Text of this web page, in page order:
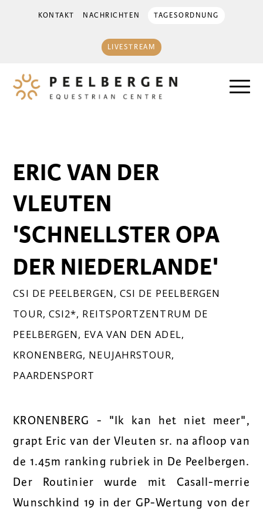
KONTAKT NACHRICHTEN TAGESORDNUNG
LIVESTREAM
ERIC VAN DER
VLEUTEN
'SCHNELLSTER OPA
DER NIEDERLANDE'
CSI DE PEELBERGEN, CSI DE PEELBERGEN
TOUR, CSI2*, REITSPORTZENTRUM DE
PEELBERGEN, EVA VAN DEN ADEL,
KRONENBERG, NEUJAHRSTOUR,
PAARDENSPORT
KRONENBERG - "Ik kan het niet meer",
grapt Eric van der Vleuten sr. na afloop van
de 1.45m ranking rubriek in De Peelbergen.
Der Routinier wurde mit Casall-merrie
Wunschkind 19 in der GP-Wertung von der